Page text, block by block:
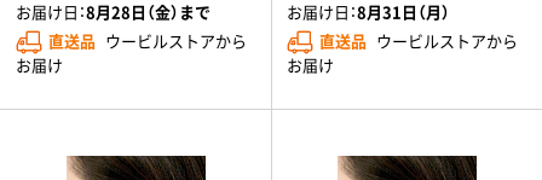
お届け日：8月28日（金）まで
直送品 ウービルストアから
お届け
お届け日：8月31日（月）
直送品 ウービルストアから
お届け